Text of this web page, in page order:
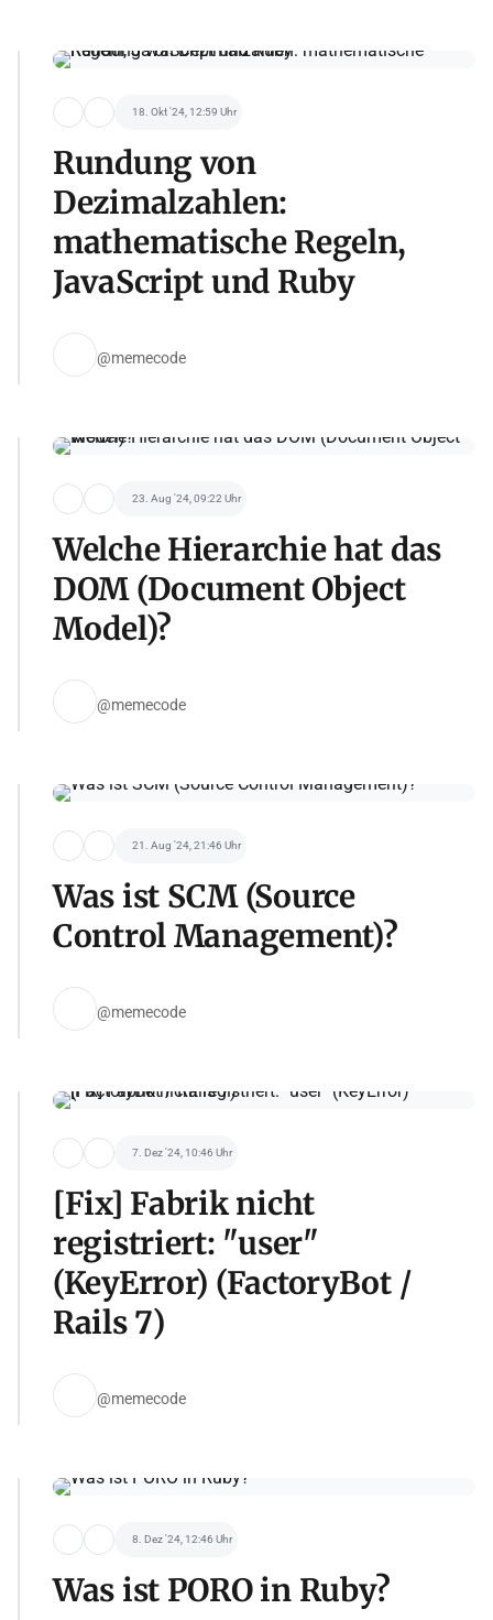
18. Okt '24, 12:59 Uhr
Rundung von
Dezimalzahlen:
mathematische Regeln,
JavaScript und Ruby
@memecode
23. Aug '24, 09:22 Uhr
Welche Hierarchie hat das
DOM (Document Object
Model)?
@memecode
21. Aug '24, 21:46 Uhr
Was ist SCM (Source
Control Management)?
@memecode
7. Dez '24, 10:46 Uhr
[Fix] Fabrik nicht
registriert: "user"
(KeyError) (FactoryBot /
Rails 7)
@memecode
8. Dez '24, 12:46 Uhr
Was ist PORO in Ruby?